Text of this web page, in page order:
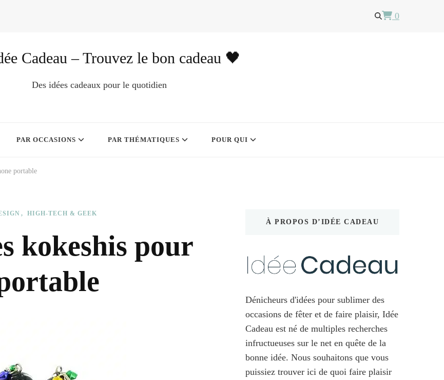
0
Cadeau – Trouvez le bon cadeau 🖤
Des idées cadeaux pour le quotidien
PAR OCCASIONS PAR THÉMATIQUES POUR QUI
portable
HIGH-TECH & GEEK
kokeshis pour
À PROPOS D’IDÉE CADEAU
Dénicheurs d'idées pour sublimer des
occasions de fêter et de faire plaisir, Idée
Cadeau est né de multiples recherches
infructueuses sur le net en quête de la
bonne idée. Nous souhaitons que vous
puissiez trouver ici de quoi faire plaisir